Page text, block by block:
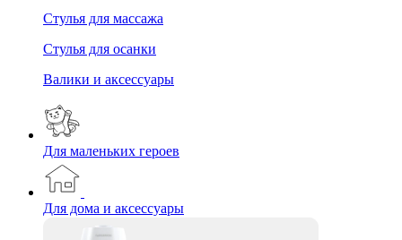
Стулья для массажа
Стулья для осанки
Валики и аксессуары
Для маленьких героев
Для дома и аксессуары